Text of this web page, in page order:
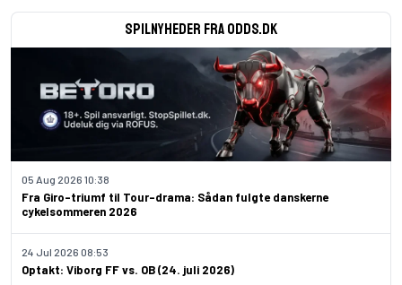
Spilnyheder fra odds.dk
Fra Giro-triumf til Tour-drama: Sådan fulgte danskerne
cykelsommeren 2026
05 Aug 2026 10:38
Optakt: Viborg FF vs. OB (24. juli 2026)
24 Jul 2026 08:53